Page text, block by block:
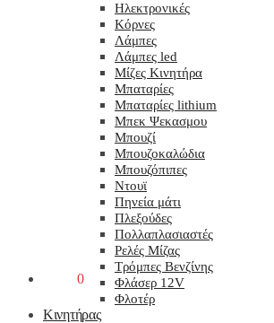
0
Ηλεκτρονικές
Κόρνες
Λάμπες
Λάμπες led
Μίζες Κινητήρα
Μπαταρίες
Μπαταρίες lithium
Μπεκ Ψεκασμου
Μπουζί
Μπουζοκαλώδια
Μπουζόπιπες
Ντουϊ
Πηνεία μάτι
Πλεξούδες
Πολλαπλασιαστές
Ρελές Μίζας
Τρόμπες Βενζίνης
Φλάσερ 12V
Φλοτέρ
Κινητήρας